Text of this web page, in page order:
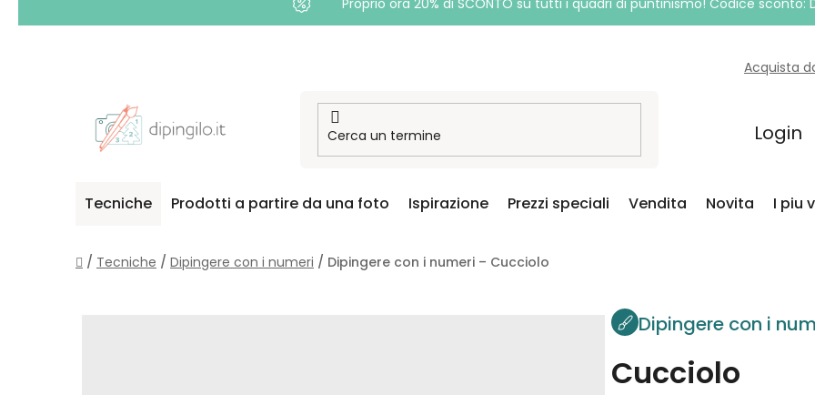
Proprio ora 20% di SCONTO su tutti i quadri di puntinismo! Codice sconto:
Acquista
Login
Tecniche Prodotti a partire da una foto Ispirazione Prezzi speciali Vendita Novita I piu
Casa
/ Tecniche / Dipingere con i numeri / Dipingere con i numeri – Cucciolo
Dipingere con i
Cucciolo